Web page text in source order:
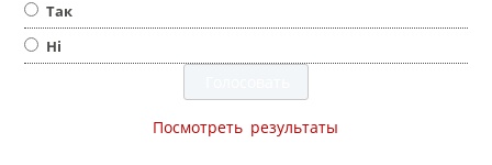
Так
Ні
Посмотреть результаты